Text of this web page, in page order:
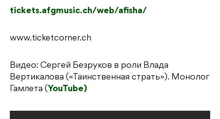
tickets.afgmusic.ch/web/afisha/
www.ticketcorner.ch
Видео: Сергей Безруков в роли Влада
Вертикалова («Таинственная страть»). Монолог
Гамлета ( YouTube)